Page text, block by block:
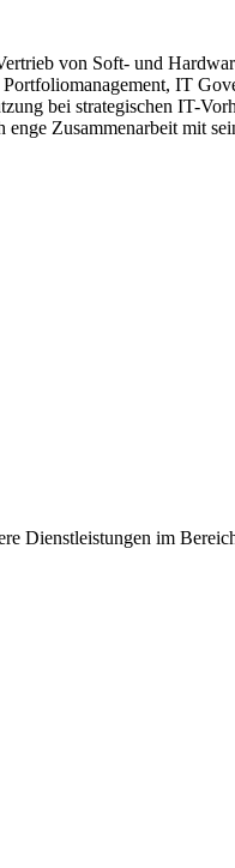
von Soft- und
IT
bei strategischen IT-
Zusammenarbeit mit
Dienstleistungen im